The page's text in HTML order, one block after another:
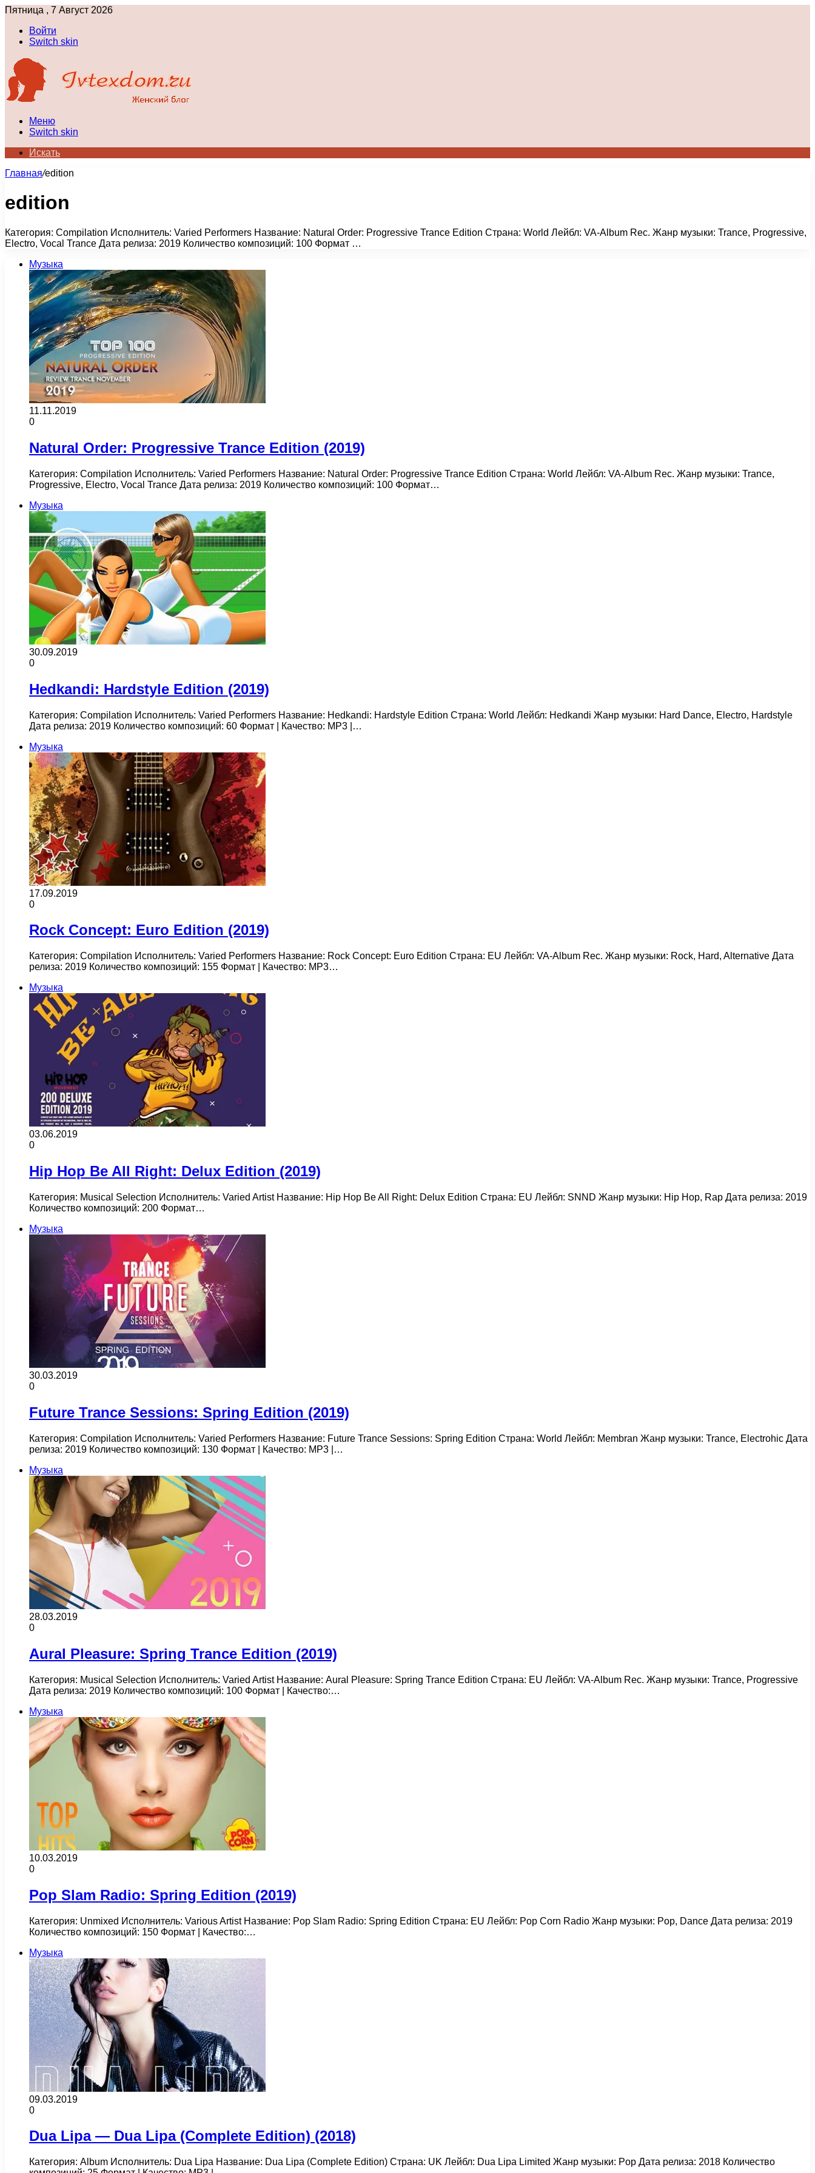
Пятница , 7 Август 2026
Войти
Switch skin
Меню
Switch skin
Искать
Главная/edition
edition
Категория: Compilation Исполнитель: Varied Performers Название: Natural Order: Progressive Trance Edition Страна: World Лейбл: VA-Album Rec. Жанр музыки: Trance, Progressive,
Electro, Vocal Trance Дата релиза: 2019 Количество композиций: 100 Формат …
Музыка
11.11.2019
0
Natural Order: Progressive Trance Edition (2019)
Категория: Compilation Исполнитель: Varied Performers Название: Natural Order: Progressive Trance Edition Страна: World Лейбл: VA-Album Rec. Жанр музыки: Trance,
Progressive, Electro, Vocal Trance Дата релиза: 2019 Количество композиций: 100 Формат…
Музыка
30.09.2019
0
Hedkandi: Hardstyle Edition (2019)
Категория: Compilation Исполнитель: Varied Performers Название: Hedkandi: Hardstyle Edition Страна: World Лейбл: Hedkandi Жанр музыки: Hard Dance, Electro, Hardstyle
Дата релиза: 2019 Количество композиций: 60 Формат | Качество: MP3 |…
Музыка
17.09.2019
0
Rock Concept: Euro Edition (2019)
Категория: Compilation Исполнитель: Varied Performers Название: Rock Concept: Euro Edition Страна: EU Лейбл: VA-Album Rec. Жанр музыки: Rock, Hard, Alternative Дата
релиза: 2019 Количество композиций: 155 Формат | Качество: MP3…
Музыка
03.06.2019
0
Hip Hop Be All Right: Delux Edition (2019)
Категория: Musical Selection Исполнитель: Varied Artist Название: Hip Hop Be All Right: Delux Edition Страна: EU Лейбл: SNND Жанр музыки: Hip Hop, Rap Дата релиза: 2019
Количество композиций: 200 Формат…
Музыка
30.03.2019
0
Future Trance Sessions: Spring Edition (2019)
Категория: Compilation Исполнитель: Varied Performers Название: Future Trance Sessions: Spring Edition Страна: World Лейбл: Membran Жанр музыки: Trance, Electrohic Дата
релиза: 2019 Количество композиций: 130 Формат | Качество: MP3 |…
Музыка
28.03.2019
0
Aural Pleasure: Spring Trance Edition (2019)
Категория: Musical Selection Исполнитель: Varied Artist Название: Aural Pleasure: Spring Trance Edition Страна: EU Лейбл: VA-Album Rec. Жанр музыки: Trance, Progressive
Дата релиза: 2019 Количество композиций: 100 Формат | Качество:…
Музыка
10.03.2019
0
Pop Slam Radio: Spring Edition (2019)
Категория: Unmixed Исполнитель: Various Artist Название: Pop Slam Radio: Spring Edition Страна: EU Лейбл: Pop Corn Radio Жанр музыки: Pop, Dance Дата релиза: 2019
Количество композиций: 150 Формат | Качество:…
Музыка
09.03.2019
0
Dua Lipa — Dua Lipa (Complete Edition) (2018)
Категория: Album Исполнитель: Dua Lipa Название: Dua Lipa (Complete Edition) Страна: UK Лейбл: Dua Lipa Limited Жанр музыки: Pop Дата релиза: 2018 Количество